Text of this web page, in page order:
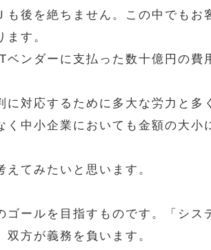
後を絶ちません。この中でもお
す。
ンダーに支払った数十億円の費
対応するために多大な労力と多
中小企業においても金額の大小
てみたいと思います。
ールを目指すものです。「シス
方が義務を負います。